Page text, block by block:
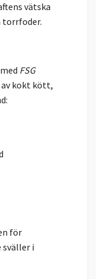
vätska
torrfoder.
FSG
kokt kött,
för
i